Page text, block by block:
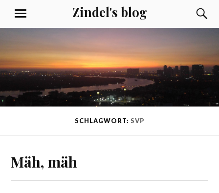
content
Zindel's blog
MENU
SCHLAGWORT: SVP
Mäh, mäh